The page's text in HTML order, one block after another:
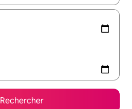
Rechercher